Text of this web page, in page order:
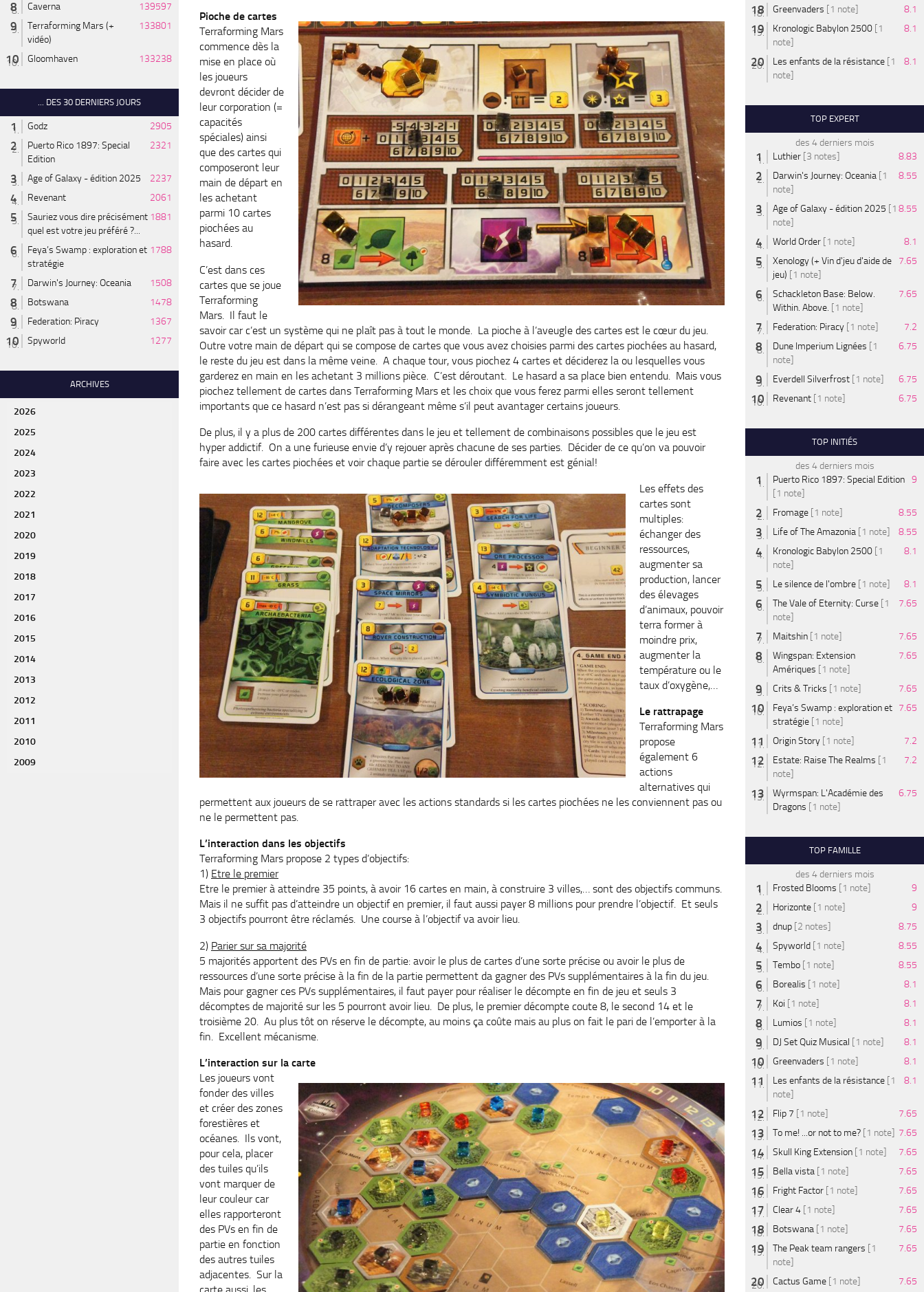
Pioche de cartes
Terraforming Mars
commence dès la
mise en place où
les joueurs
devront décider de
leur corporation (=
capacités
spéciales) ainsi
que des cartes qui
composeront leur
main de départ en
les achetant
parmi 10 cartes
piochées au
hasard.
C’est dans ces
cartes que se joue
Terraforming
Mars. Il faut le
savoir car c’est un système qui ne plaît pas à tout le monde. La pioche à l’aveugle des cartes est le cœur du jeu.
Outre votre main de départ qui se compose de cartes que vous avez choisies parmi des cartes piochées au hasard,
le reste du jeu est dans la même veine. A chaque tour, vous piochez 4 cartes et déciderez la ou lesquelles vous
garderez en main en les achetant 3 millions pièce. C’est déroutant. Le hasard a sa place bien entendu. Mais vous
piochez tellement de cartes dans Terraforming Mars et les choix que vous ferez parmi elles seront tellement
importants que ce hasard n’est pas si dérangeant même s’il peut avantager certains joueurs.
De plus, il y a plus de 200 cartes différentes dans le jeu et tellement de combinaisons possibles que le jeu est
hyper addictif. On a une furieuse envie d’y rejouer après chacune de ses parties. Décider de ce qu’on va pouvoir
faire avec les cartes piochées et voir chaque partie se dérouler différemment est génial!
Les effets des
cartes sont
multiples:
échanger des
ressources,
augmenter sa
production, lancer
des élevages
d’animaux, pouvoir
terra former à
moindre prix,
augmenter la
température ou le
taux d’oxygène,…
Le rattrapage
Terraforming Mars
propose
également 6
actions
alternatives qui
permettent aux joueurs de se rattraper avec les actions standards si les cartes piochées ne les conviennent pas ou
ne le permettent pas.
L’interaction dans les objectifs
Terraforming Mars propose 2 types d’objectifs:
1) Etre le premier
Etre le premier à atteindre 35 points, à avoir 16 cartes en main, à construire 3 villes,… sont des objectifs communs.
Mais il ne suffit pas d’atteindre un objectif en premier, il faut aussi payer 8 millions pour prendre l’objectif. Et seuls
3 objectifs pourront être réclamés. Une course à l’objectif va avoir lieu.
2) Parier sur sa majorité
5 majorités apportent des PVs en fin de partie: avoir le plus de cartes d’une sorte précise ou avoir le plus de
ressources d’une sorte précise à la fin de la partie permettent da gagner des PVs supplémentaires à la fin du jeu.
Mais pour gagner ces PVs supplémentaires, il faut payer pour réaliser le décompte en fin de jeu et seuls 3
décomptes de majorité sur les 5 pourront avoir lieu. De plus, le premier décompte coute 8, le second 14 et le
troisième 20. Au plus tôt on réserve le décompte, au moins ça coûte mais au plus on fait le pari de l’emporter à la
fin. Excellent mécanisme.
L’interaction sur la carte
Les joueurs vont
fonder des villes
et créer des zones
forestières et
océanes. Ils vont,
pour cela, placer
des tuiles qu’ils
vont marquer de
leur couleur car
elles rapporteront
des PVs en fin de
partie en fonction
des autres tuiles
adjacentes. Sur la
Caverna
139597
Terraforming Mars (+
vidéo)
133801
Gloomhaven 133238
... DES 30 DERNIERS JOURS
Godz
2905
Puerto Rico 1897: Special
Edition
2321
Age of Galaxy - édition 2025
2237
Revenant
2061
Sauriez vous dire précisément
quel est votre jeu préféré ?...
1881
Feya’s Swamp : exploration et
stratégie
1788
Darwin's Journey: Oceania
1508
Botswana
1478
Federation: Piracy
1367
Spyworld
1277
ARCHIVES
2026
2025
2024
2023
2022
2021
2020
2019
2018
2017
2016
2015
2014
2013
2012
2011
2010
2009
Greenvaders [1 note]
8.1
Kronologic Babylon 2500 [1
note]
8.1
Les enfants de la résistance [1
note]
8.1
TOP EXPERT
des 4 derniers mois
Luthier [3 notes]
8.83
Darwin's Journey: Oceania [1
note]
8.55
Age of Galaxy - édition 2025 [1
note]
8.55
World Order [1 note]
8.1
Xenology (+ Vin d'jeu d'aide de
jeu) [1 note]
7.65
Schackleton Base: Below.
Within. Above. [1 note]
7.65
Federation: Piracy [1 note]
7.2
Dune Imperium Lignées [1
note]
6.75
Everdell Silverfrost [1 note]
6.75
Revenant [1 note] 6.75
TOP INITIÉS
des 4 derniers mois
Puerto Rico 1897: Special Edition
[1 note]
9
Fromage [1 note]
8.55
Life of The Amazonia [1 note]
8.55
Kronologic Babylon 2500 [1
note]
8.1
Le silence de l'ombre [1 note]
8.1
The Vale of Eternity: Curse [1
note]
7.65
Maitshin [1 note]
7.65
Wingspan: Extension
Amériques [1 note]
7.65
Crits & Tricks [1 note]
7.65
Feya’s Swamp : exploration et
stratégie [1 note]
7.65
Origin Story [1 note]
7.2
Estate: Raise The Realms [1
note]
7.2
Wyrmspan: L'Académie des
Dragons [1 note]
6.75
TOP FAMILLE
des 4 derniers mois
Frosted Blooms [1 note]
9
Horizonte [1 note]
9
dnup [2 notes]
8.75
Spyworld [1 note]
8.55
Tembo [1 note]
8.55
Borealis [1 note]
8.1
Koi [1 note]
8.1
Lumios [1 note]
8.1
DJ Set Quiz Musical [1 note]
8.1
Greenvaders [1 note]
8.1
Les enfants de la résistance [1
note]
8.1
Flip 7 [1 note]
7.65
To me! ...or not to me? [1 note]
7.65
Skull King Extension [1 note]
7.65
Bella vista [1 note]
7.65
Fright Factor [1 note]
7.65
Clear 4 [1 note]
7.65
Botswana [1 note]
7.65
The Peak team rangers [1
note]
7.65
Cactus Game [1 note] 7.65